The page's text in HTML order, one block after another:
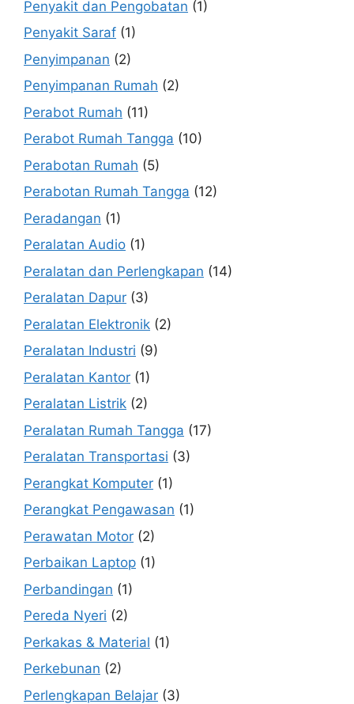
Penyakit dan Pengobatan (1)
Penyakit Saraf (1)
Penyimpanan (2)
Penyimpanan Rumah (2)
Perabot Rumah (11)
Perabot Rumah Tangga (10)
Perabotan Rumah (5)
Perabotan Rumah Tangga (12)
Peradangan (1)
Peralatan Audio (1)
Peralatan dan Perlengkapan (14)
Peralatan Dapur (3)
Peralatan Elektronik (2)
Peralatan Industri (9)
Peralatan Kantor (1)
Peralatan Listrik (2)
Peralatan Rumah Tangga (17)
Peralatan Transportasi (3)
Perangkat Komputer (1)
Perangkat Pengawasan (1)
Perawatan Motor (2)
Perbaikan Laptop (1)
Perbandingan (1)
Pereda Nyeri (2)
Perkakas & Material (1)
Perkebunan (2)
Perlengkapan Belajar (3)